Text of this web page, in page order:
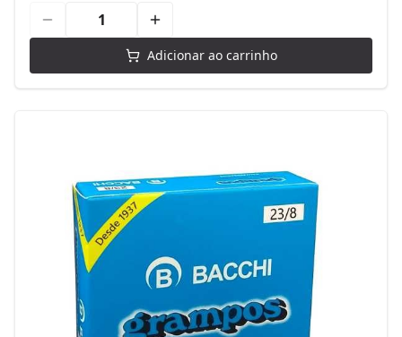
Adicionar ao carrinho